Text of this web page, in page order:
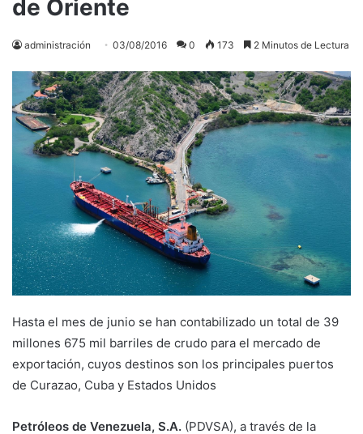
de Oriente
administración 03/08/2016 0 173 2 Minutos de Lectura
Hasta el mes de junio se han contabilizado un total de 39
millones 675 mil barriles de crudo para el mercado de
exportación, cuyos destinos son los principales puertos
de Curazao, Cuba y Estados Unidos
Petróleos de Venezuela, S.A. (PDVSA), a través de la